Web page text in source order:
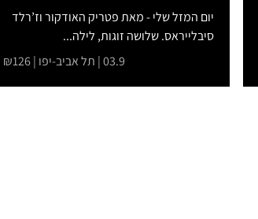
יום המזל שלי - מאת פטריק האודקור וז’רלד
סיבלייראס. שלושה זוגות, לילה...
03.9 | תל אביב-יפו | ₪126